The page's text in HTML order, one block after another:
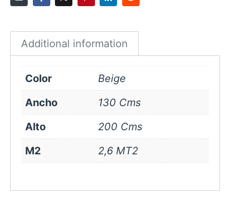
Additional information
Color
Beige
Ancho
130 Cms
Alto
200 Cms
M2
2,6 MT2